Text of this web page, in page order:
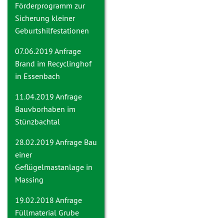
Förderprogramm zur
Sicherung kleiner
Geburtshilfestationen
07.06.2019 Anfrage
Brand im Recyclinghof
in Essenbach
11.04.2019 Anfrage
Bauvborhaben im
Stünzbachtal
28.02.2019 Anfrage Bau
einer
Geflügelmastanlage in
Massing
19.02.2018 Anfrage
Füllmaterial Grube